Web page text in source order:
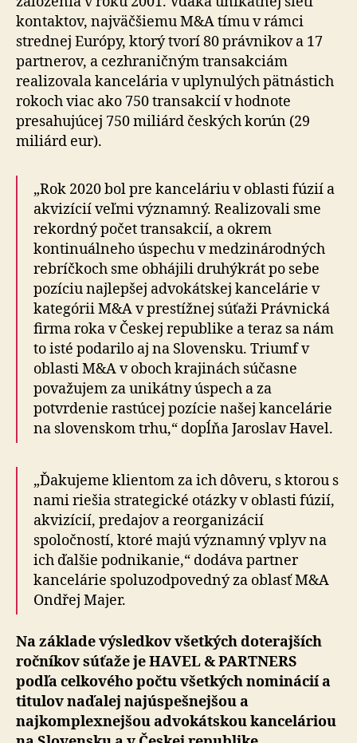
kontaktov, najväčšiemu M&A tímu v rámci
strednej Európy, ktorý tvorí 80 právnikov a 17
partnerov, a cezhraničným transakciám
realizovala kancelária v uplynulých pätnástich
rokoch viac ako 750 transakcií v hodnote
presahujúcej 750 miliárd českých korún (29
miliárd eur).
„Rok 2020 bol pre kanceláriu v oblasti fúzií a
akvizícií veľmi významný. Realizovali sme
rekordný počet transakcií, a okrem
kontinuálneho úspechu v medzinárodných
rebríčkoch sme obhájili druhýkrát po sebe
pozíciu najlepšej advokátskej kancelárie v
kategórii M&A v prestížnej súťaži Právnická
firma roka v Českej republike a teraz sa nám
to isté podarilo aj na Slovensku. Triumf v
oblasti M&A v oboch krajinách súčasne
považujem za unikátny úspech a za
potvrdenie rastúcej pozície našej kancelárie
na slovenskom trhu,“ dopĺňa Jaroslav Havel.
„Ďakujeme klientom za ich dôveru, s ktorou s
nami riešia strategické otázky v oblasti fúzií,
akvizícií, predajov a reorganizácií
spoločností, ktoré majú významný vplyv na
ich ďalšie podnikanie,“ dodáva partner
kancelárie spoluzodpovedný za oblasť M&A
Ondřej Majer.
Na základe výsledkov všetkých doterajších
ročníkov súťaže je HAVEL & PARTNERS
podľa celkového počtu všetkých nominácií a
titulov naďalej najúspešnejšou a
najkomplexnejšou advokátskou kanceláriou